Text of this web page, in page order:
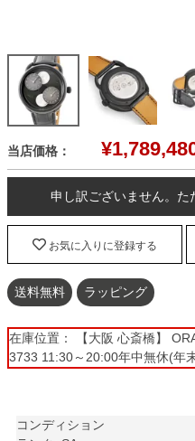
当店価格： ¥
申し訳ございません。た
お気に入りに登録する
送料無料 ラッピング
在庫位置： 【大阪 心斎橋】
3733 11:30～20:00年中無休(年
コンディション